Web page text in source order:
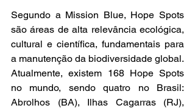
Segundo a Mission Blue, Hope Spots
são áreas de alta relevância ecológica,
cultural e científica, fundamentais para
a manutenção da biodiversidade global.
Atualmente, existem 168 Hope Spots
no mundo, sendo quatro no Brasil:
Abrolhos (BA), Ilhas Cagarras (RJ),